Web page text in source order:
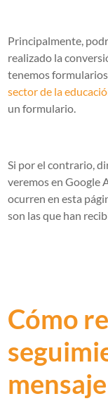
Principalmente,
realizado la
tenemos
sector de la
un formulario.
Si por el contrario,
veremos en Google
ocurren en esta
son las que han
Cómo
mensaje